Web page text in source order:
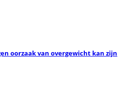
oorzaak van overgewicht kan zijn